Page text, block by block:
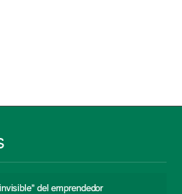
del emprendedor